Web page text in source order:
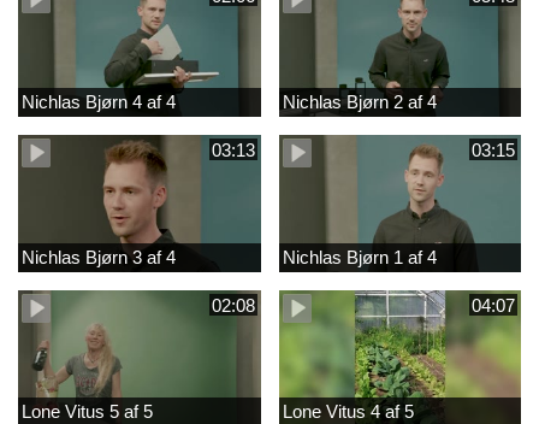
Nichlas Bjørn 4 af 4 Nichlas Bjørn 2 af 4
03:13
Nichlas Bjørn 3 af 4
03:15
Nichlas Bjørn 1 af 4
02:08
Lone Vitus 5 af 5
04:07
Lone Vitus 4 af 5